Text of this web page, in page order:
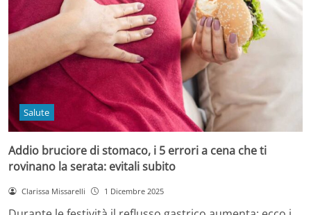
Salute
Addio bruciore di stomaco, i 5 errori a cena che ti
rovinano la serata: evitali subito
Clarissa Missarelli 1 Dicembre 2025